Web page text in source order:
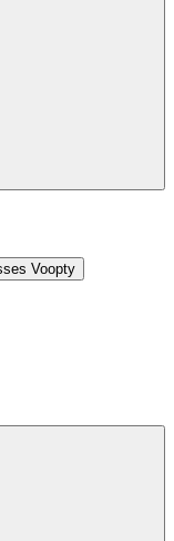
Voopty